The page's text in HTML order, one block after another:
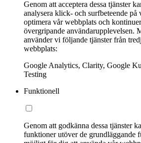
Genom att acceptera dessa tjänster
analysera klick- och surfbeteende på
optimera vår webbplats och
övergripande användarupplevelsen.
använder vi följande tjänster från
webbplats:
Google Analytics, Clarity, Google
Testing
Funktionell
Genom att godkänna dessa tjänster
funktioner utöver de grundläggande